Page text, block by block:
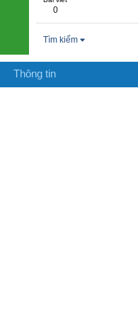
0
Tìm kiếm
Thông tin